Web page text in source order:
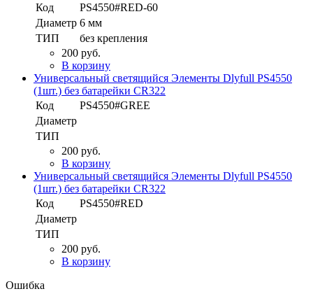
Код
PS4550#RED-60
Диаметр 6 мм
ТИП
без крепления
200 руб.
В корзину
Универсальный светящийся Элементы Dlyfull PS4550
(1шт.) без батарейки CR322
Код
PS4550#GREE
Диаметр
ТИП
200 руб.
В корзину
Универсальный светящийся Элементы Dlyfull PS4550
(1шт.) без батарейки CR322
Код
PS4550#RED
Диаметр
ТИП
200 руб.
В корзину
Ошибка